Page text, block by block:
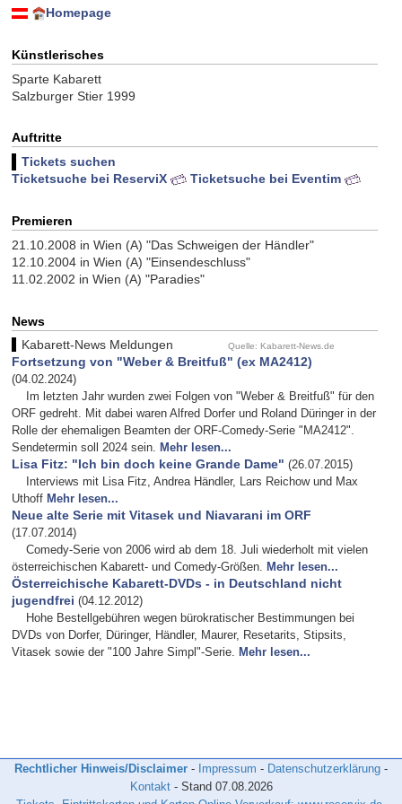
Homepage
Künstlerisches
Sparte Kabarett
Salzburger Stier 1999
Auftritte
Tickets suchen
Ticketsuche bei ReserviX
Ticketsuche bei Eventim
Premieren
21.10.2008 in Wien (A) "Das Schweigen der Händler"
12.10.2004 in Wien (A) "Einsendeschluss"
11.02.2002 in Wien (A) "Paradies"
News
Kabarett-News Meldungen
Quelle: Kabarett-News.de
Fortsetzung von "Weber & Breitfuß" (ex MA2412)
(04.02.2024)
Im letzten Jahr wurden zwei Folgen von "Weber & Breitfuß" für den
ORF gedreht. Mit dabei waren Alfred Dorfer und Roland Düringer in der
Rolle der ehemaligen Beamten der ORF-Comedy-Serie "MA2412".
Sendetermin soll 2024 sein. Mehr lesen...
Lisa Fitz: "Ich bin doch keine Grande Dame" (26.07.2015)
Interviews mit Lisa Fitz, Andrea Händler, Lars Reichow und Max
Uthoff Mehr lesen...
Neue alte Serie mit Vitasek und Niavarani im ORF
(17.07.2014)
Comedy-Serie von 2006 wird ab dem 18. Juli wiederholt mit vielen
österreichischen Kabarett- und Comedy-Größen. Mehr lesen...
Österreichische Kabarett-DVDs - in Deutschland nicht
jugendfrei (04.12.2012)
Hohe Bestellgebühren wegen bürokratischer Bestimmungen bei
DVDs von Dorfer, Düringer, Händler, Maurer, Resetarits, Stipsits,
Vitasek sowie der "100 Jahre Simpl"-Serie. Mehr lesen...
Rechtlicher Hinweis/Disclaimer - Impressum - Datenschutzerklärung -
Kontakt- Stand 07.08.2026